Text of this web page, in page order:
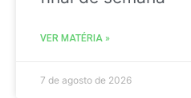
VER MATÉRIA »
7 de agosto de 2026